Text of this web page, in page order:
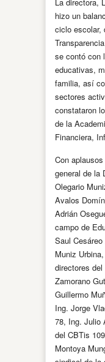
hizo un
ciclo escolar,
se contó con
educativas,
familia, así
sectores
constataron
de la
Financiera,
Con
general de la
Olegario
Avalos
Adrián
campo de
Saul
Muniz
directores
Zamorano
Guillermo
Ing. Jorge
78, Ing. Julio
del CBTis
Montoya